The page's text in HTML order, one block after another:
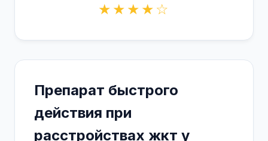
★★★★☆
Препарат быстрого
действия при
расстройствах жкт у